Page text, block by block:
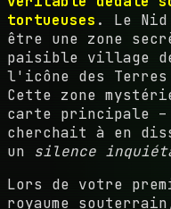
tortueuses . Le Nid
être une zone
paisible village
l'icône des Terres
Cette zone
carte principale –
cherchait à en
un silence
Lors de votre
royaume